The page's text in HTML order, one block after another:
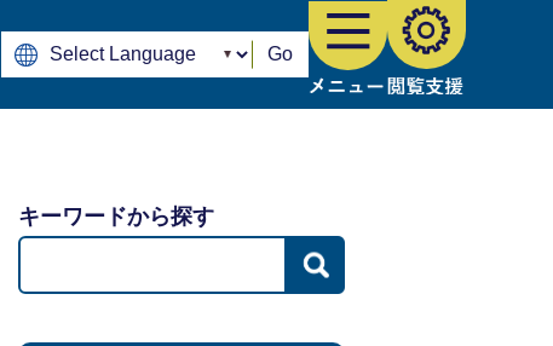
Go
キーワードから探す